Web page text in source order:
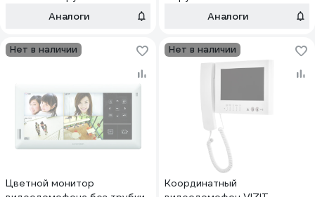
Аналоги
Аналоги
Нет в наличии
Цветной монитор
Нет в наличии
Координатный